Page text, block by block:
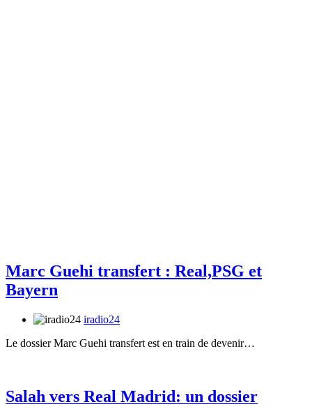
Marc Guehi transfert : Real,PSG et
Bayern
iradio24
Le dossier Marc Guehi transfert est en train de devenir…
Salah vers Real Madrid: un dossier